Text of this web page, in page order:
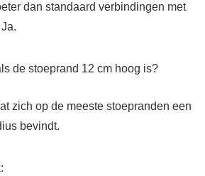
dan standaard verbindingen met
de stoeprand 12 cm hoog is?
zich op de meeste stoepranden een
bevindt.